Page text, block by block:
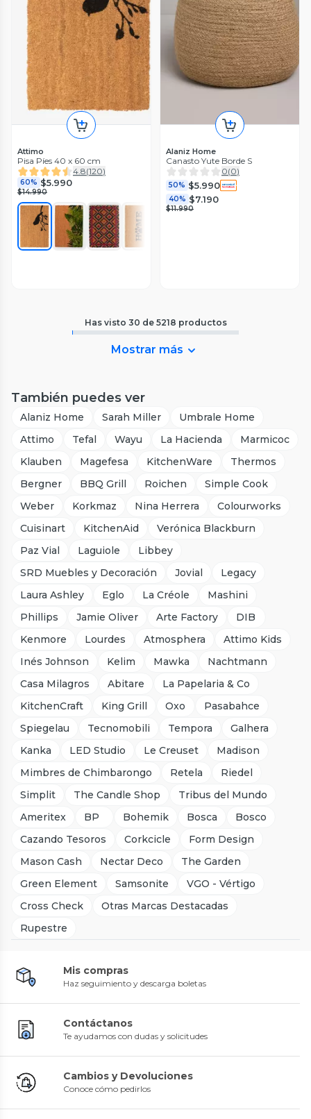
Attimo
Pisa Píes 40 x 60 cm
4.8(120)
60% $5.990
$14.990
Alaniz Home
Canasto Yute Borde S
0(0)
50% $5.990
40% $7.190
$11.990
Has visto 30 de 5218 productos
Mostrar más
También puedes ver
Alaniz Home Sarah Miller
Umbrale Home
Attimo
Tefal Wayu La Hacienda
Marmicoc
Klauben
Magefesa KitchenWare
Thermos
Bergner
BBQ Grill Roichen
Simple Cook
Weber
Korkmaz Nina Herrera
Colourworks
Cuisinart
KitchenAid
Verónica Blackburn
Paz Vial
Laguiole
Libbey
SRD Muebles y Decoración
Jovial
Legacy
Laura Ashley
Eglo La Créole
Mashini
Phillips
Jamie Oliver Arte Factory
DIB
Kenmore
Lourdes Atmosphera
Attimo Kids
Inés Johnson
Kelim Mawka
Nachtmann
Casa Milagros
Abitare
La Papelaria & Co
KitchenCraft
King Grill Oxo
Pasabahce
Spiegelau
Tecnomobili Tempora
Galhera
Kanka
LED Studio Le Creuset
Madison
Mimbres de Chimbarongo
Retela
Riedel
Simplit
The Candle Shop
Tribus del Mundo
Ameritex
BP Bohemik Bosca
Bosco
Cazando Tesoros
Corkcicle
Form Design
Mason Cash
Nectar Deco
The Garden
Green Element
Samsonite
VGO - Vértigo
Cross Check
Otras Marcas Destacadas
Rupestre
Mis compras
Haz seguimiento y descarga boletas
Contáctanos
Te ayudamos con dudas y solicitudes
Cambios y Devoluciones
Conoce cómo pedirlos